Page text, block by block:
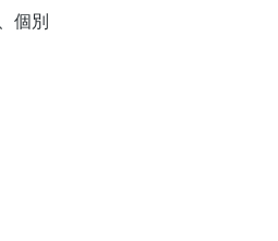
個別